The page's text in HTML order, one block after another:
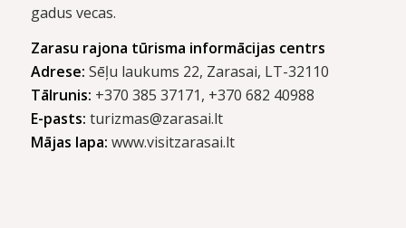
gadus vecas.
Zarasu rajona tūrisma informācijas centrs
Adrese: Sēļu laukums 22, Zarasai, LT-32110
Tālrunis: +370 385 37171, +370 682 40988
E-pasts: turizmas@zarasai.lt
Mājas lapa: www.visitzarasai.lt